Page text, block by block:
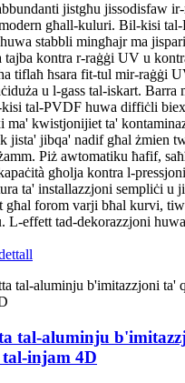
jistgħu jissodisfaw
għall-kuluri. Bil-kisi
stabbli mingħajr ma
tajba kontra r-raġġi UV u
tiflaħ ħsara fit-tul mir-raġġi
u l-gass tal-iskart. Barra
tal-PVDF huwa diffiċli biex
ma' kwistjonijiet ta'
jista' jibqa' nadif għal żmien
Piż awtomatiku ħafif,
għolja kontra l-
ta' installazzjoni sempliċi u
għal forom varji bħal kurvi,
L-effett tad-dekorazzjoni
tal-aluminju
injam 4D